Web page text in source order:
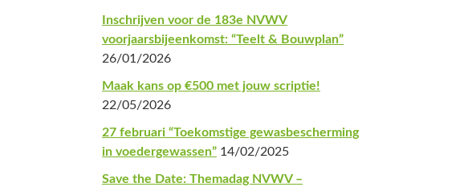
Sidebar
Inschrijven voor de 183e NVWV
voorjaarsbijeenkomst: “Teelt & Bouwplan”
26/01/2026
Maak kans op €500 met jouw scriptie!
22/05/2026
27 februari “Toekomstige gewasbescherming
in voedergewassen” 14/02/2025
Save the Date: Themadag NVWV –